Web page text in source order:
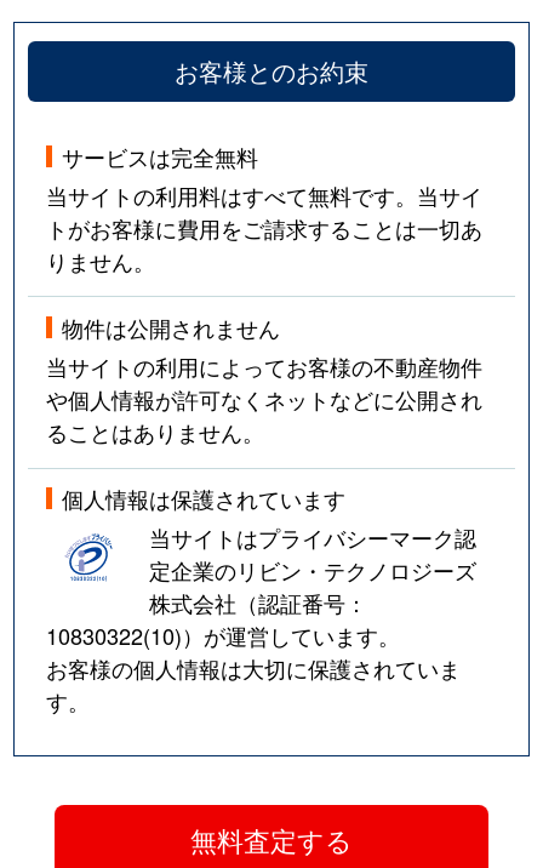
お客様とのお約束
サービスは完全無料
当サイトの利用料はすべて無料です。当サイ
トがお客様に費用をご請求することは一切あ
りません。
物件は公開されません
当サイトの利用によってお客様の不動産物件
や個人情報が許可なくネットなどに公開され
ることはありません。
個人情報は保護されています
当サイトはプライバシーマーク認
定企業のリビン・テクノロジーズ
株式会社（認証番号：
10830322(10)）が運営しています。
お客様の個人情報は大切に保護されていま
す。